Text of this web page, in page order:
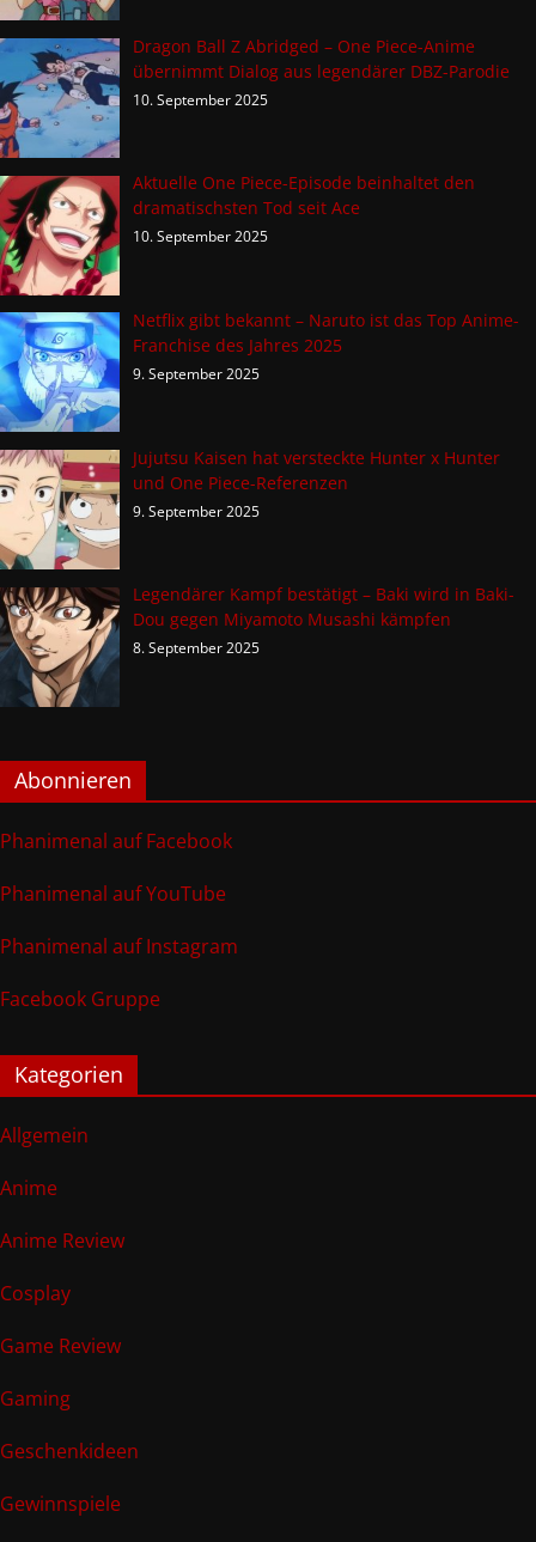
Dragon Ball Z Abridged – One Piece-Anime
übernimmt Dialog aus legendärer DBZ-Parodie
10. September 2025
Aktuelle One Piece-Episode beinhaltet den
dramatischsten Tod seit Ace
10. September 2025
Netflix gibt bekannt – Naruto ist das Top Anime-
Franchise des Jahres 2025
9. September 2025
Jujutsu Kaisen hat versteckte Hunter x Hunter
und One Piece-Referenzen
9. September 2025
Legendärer Kampf bestätigt – Baki wird in Baki-
Dou gegen Miyamoto Musashi kämpfen
8. September 2025
Abonnieren
Phanimenal auf Facebook
Phanimenal auf YouTube
Phanimenal auf Instagram
Facebook Gruppe
Kategorien
Allgemein
Anime
Anime Review
Cosplay
Game Review
Gaming
Geschenkideen
Gewinnspiele